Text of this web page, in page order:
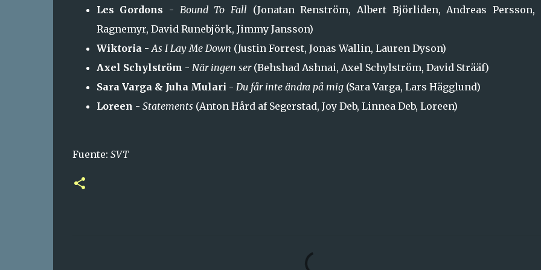
Les Gordons - Bound To Fall (Jonatan Renström, Albert Björliden, Andreas Persson,
Ragnemyr, David Runebjörk, Jimmy Jansson)
Wiktoria-As I Lay Me Down (Justin Forrest, Jonas Wallin, Lauren Dyson)
Axel Schylström - När ingen ser(Behshad Ashnai, Axel Schylström, David Strääf)
Sara Varga & Juha Mulari - Du får inte ändra på mig(Sara Varga, Lars Hägglund)
Loreen - Statements (Anton Hård af Segerstad, Joy Deb, Linnea Deb, Loreen)
Fuente: SVT